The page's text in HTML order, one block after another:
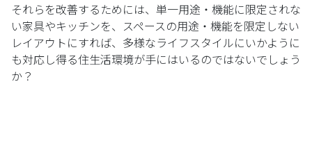
それらを改善するためには、単一用途・機能に限定されな
い家具やキッチンを、スペースの用途・機能を限定しない
レイアウトにすれば、多様なライフスタイルにいかように
も対応し得る住生活環境が手にはいるのではないでしょう
か？